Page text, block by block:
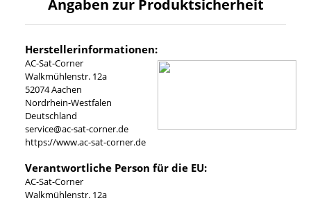
Angaben zur Produktsicherheit
Herstellerinformationen:
AC-Sat-Corner
Walkmühlenstr. 12a
52074 Aachen
Nordrhein-Westfalen
Deutschland
service@ac-sat-corner.de
https://www.ac-sat-corner.de
Verantwortliche Person für die EU:
AC-Sat-Corner
Walkmühlenstr. 12a